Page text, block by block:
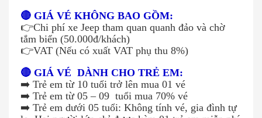
🔴 GIÁ VÉ KHÔNG BAO GỒM:
👉Chi phí xe Jeep tham quan quanh đảo và chờ
tắm biển (50.000đ/khách)
👉VAT (Nếu có xuất VAT phụ thu 8%)
🔴 GIÁ VÉ DÀNH CHO TRẺ EM:
➡️ Trẻ em từ 10 tuổi trở lên mua 01 vé
➡️ Trẻ em từ 05 – 09 tuổi mua 70% vé
➡️ Trẻ em dưới 05 tuổi: Không tính vé, gia đình tự